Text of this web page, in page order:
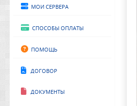
Мои сервера
Способы оплаты
Помощь
Договор
Документы